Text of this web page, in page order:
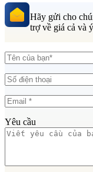
Hãy gửi cho
trợ về giá cả và
Yêu cầu